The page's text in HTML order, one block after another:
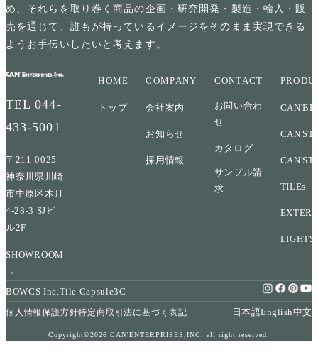
め、それらを取り巻く商品の企画・研究開発・製造・輸入・販
売を通じて、誰もが持っているイメージをそのまま実現できる
ようお手伝いしたいと考えます。
TEL044-
433-5001
〒211-0025
神奈川県川崎
市中原区木月
4-28-3 SJビ
ル2F
SHOWROOM
→
HOME
トップ
COMPANY
会社案内
お知らせ
採用情報
CONTACT
お問い合わ
せ
カタログ
サンプル請
求
TILEs
LIGHTS
BOWCS Inc. Tile Capsule3C
個人情報保護方針特定商取引法に基づく表記 日本語English中文
Copyright©2026 CAN'ENTERPRISES,INC. all right reserved.